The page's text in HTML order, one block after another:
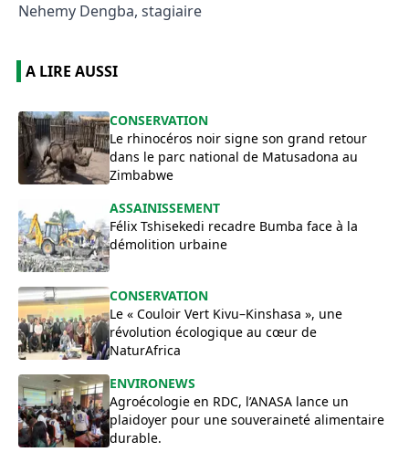
Nehemy Dengba, stagiaire
A LIRE AUSSI
​CONSERVATION
Le rhinocéros noir signe son grand retour
dans le parc national de Matusadona au
Zimbabwe
ASSAINISSEMENT
Félix Tshisekedi recadre Bumba face à la
démolition urbaine
CONSERVATION
Le « Couloir Vert Kivu–Kinshasa », une
révolution écologique au cœur de
NaturAfrica
ENVIRONEWS
Agroécologie en RDC, l’ANASA lance un
plaidoyer pour une souveraineté alimentaire
durable.